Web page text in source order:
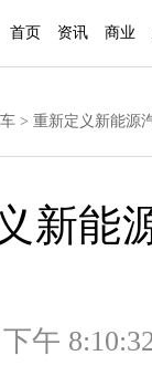
首页 资讯 商业
> 重新定义新能源
新能
下午